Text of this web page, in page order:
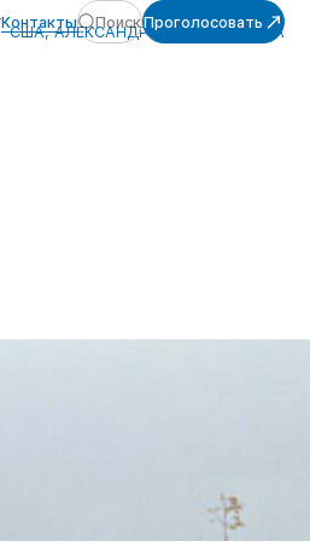
Контакты ПоискПроголосовать
США, АЛЕКСАНДР ОГНЁВ, УКРАИНА